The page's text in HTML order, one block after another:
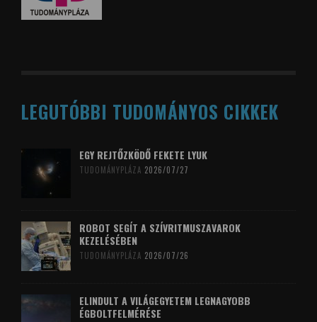
LEGUTÓBBI TUDOMÁNYOS CIKKEK
EGY REJTŐZKÖDŐ FEKETE LYUK
TUDOMÁNYPLÁZA 2026/07/27
ROBOT SEGÍT A SZÍVRITMUSZAVAROK
KEZELÉSÉBEN
TUDOMÁNYPLÁZA 2026/07/26
ELINDULT A VILÁGEGYETEM LEGNAGYOBB
ÉGBOLTFELMÉRÉSE